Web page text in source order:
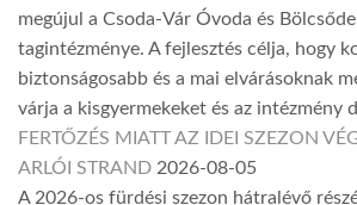
megújul a Csoda-Vár Óvoda és
tagintézménye. A fejlesztés célja, hogy
biztonságosabb és a mai elvárásoknak
várja a kisgyermekeket és az intézmény
FERTŐZÉS MIATT AZ IDEI SZEZON
ARLÓI STRAND 2026-08-05
A 2026-os fürdési szezon hátralévő